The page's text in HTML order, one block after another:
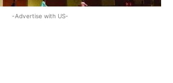
-Advertise with US-